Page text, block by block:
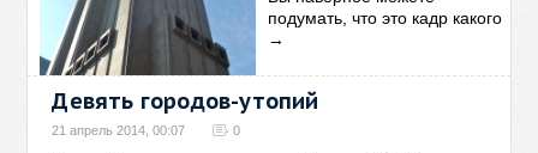
подумать, что это кадр какого
→
Девять городов-утопий
21 апрель 2014, 00:07 0